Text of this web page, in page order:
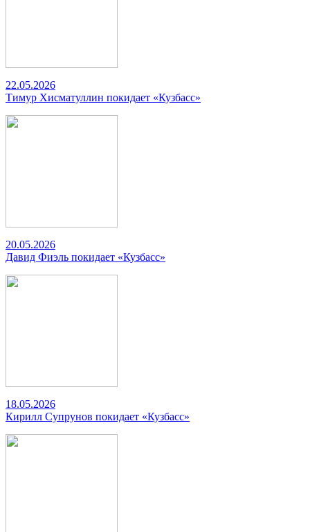
22.05.2026
Тимур Хисматуллин покидает «Кузбасс»
20.05.2026
Давид Фиэль покидает «Кузбасс»
18.05.2026
Кирилл Супрунов покидает «Кузбасс»